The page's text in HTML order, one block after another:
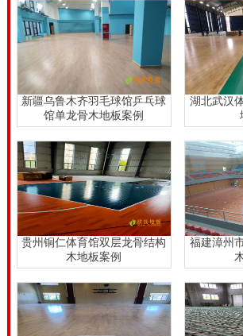
新疆乌鲁木齐羽毛球馆乒乓球
馆单龙骨木地板案例
湖北武汉
贵州铜仁体育馆双层龙骨结构
木地板案例
福建漳州